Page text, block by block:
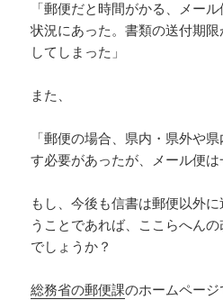
「郵便だと時間がかる、メー
状況にあった。書類の送付期
してしまった」
また、
「郵便の場合、県内・県外や
す必要があったが、メール便は
もし、今後も信書は郵便以外
うことであれば、ここらへん
でしょうか？
総務省の郵便課のホームペー